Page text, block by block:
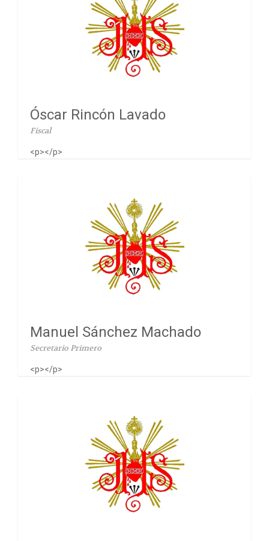
Óscar Rincón Lavado
Fiscal
<p></p>
Manuel Sánchez Machado
Secretario Primero
<p></p>